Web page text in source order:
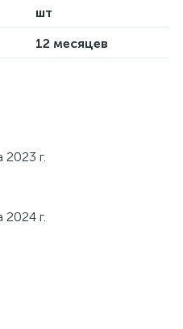
шт
12 месяцев
2023 г.
2024 г.